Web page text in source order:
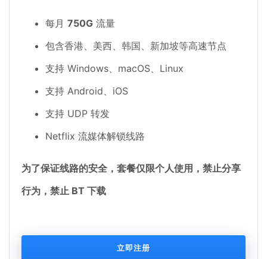
每月 750G 流量
包含香港、美西、韩国、新加坡等高速节点
支持 Windows、macOS、Linux
支持 Android、iOS
支持 UDP 转发
Netflix 流媒体解锁线路
为了保证线路的安全，套餐仅限个人使用，禁止分享
行为，禁止 BT 下载
立即注册